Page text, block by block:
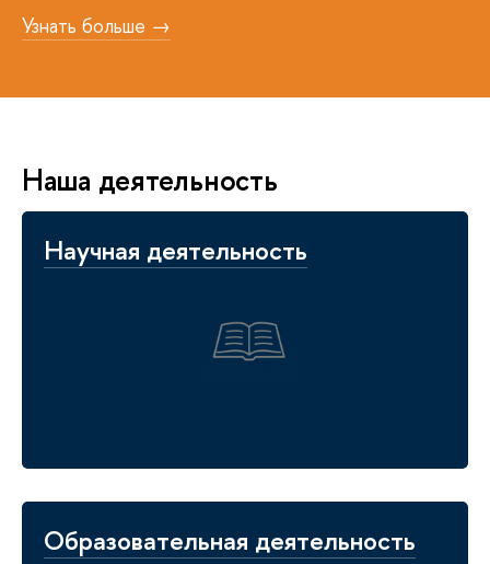
Узнать больше →
Наша деятельность
Научная деятельность
Образовательная деятельность